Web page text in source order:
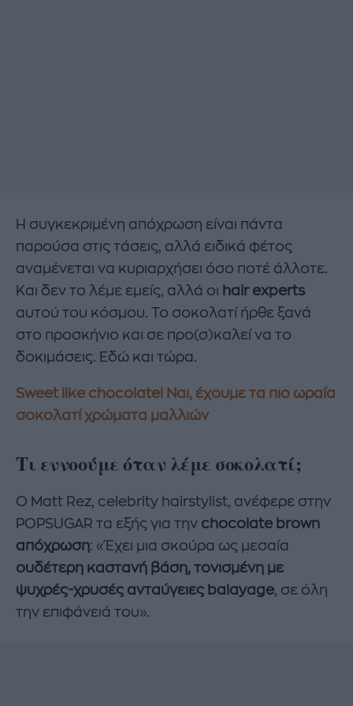
Η συγκεκριμένη απόχρωση είναι πάντα
παρούσα στις τάσεις, αλλά ειδικά φέτος
αναμένεται να κυριαρχήσει όσο ποτέ άλλοτε.
Και δεν το λέμε εμείς, αλλά οι hair experts
αυτού του κόσμου. Το σοκολατί ήρθε ξανά
στο προσκήνιο και σε προ(σ)καλεί να το
δοκιμάσεις. Εδώ και τώρα.
Sweet like chocolate! Ναι, έχουμε τα πιο ωραία
σοκολατί χρώματα μαλλιών
Τι εννοούμε όταν λέμε σοκολατί;
Ο Matt Rez, celebrity hairstylist, ανέφερε στην
POPSUGAR τα εξής για την chocolate brown
απόχρωση: «Έχει μια σκούρα ως μεσαία
ουδέτερη καστανή βάση, τονισμένη με
ψυχρές-χρυσές ανταύγειες balayage , σε όλη
την επιφάνειά του».